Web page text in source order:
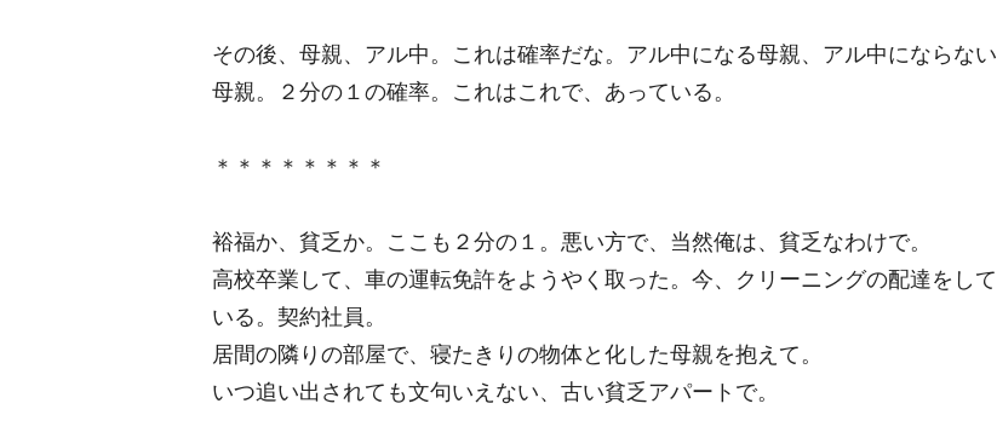
その後、母親、アル中。これは確率だな。アル中になる母親、アル中にならない
母親。２分の１の確率。これはこれで、あっている。
＊＊＊＊＊＊＊＊
裕福か、貧乏か。ここも２分の１。悪い方で、当然俺は、貧乏なわけで。
高校卒業して、車の運転免許をようやく取った。今、クリーニングの配達をして
いる。契約社員。
居間の隣りの部屋で、寝たきりの物体と化した母親を抱えて。
いつ追い出されても文句いえない、古い貧乏アパートで。